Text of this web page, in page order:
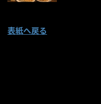
表紙へ戻る